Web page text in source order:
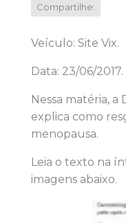
Compartilhe:
Veículo: Site Vix.
Data: 23/06/2017.
Nessa matéria,
explica como
menopausa.
Leia o texto na
imagens abaixo.